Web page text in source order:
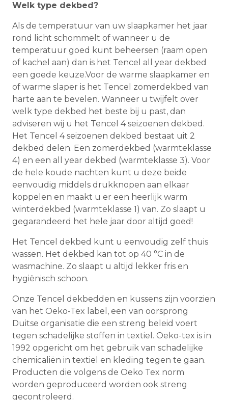
Welk type dekbed?
Als de temperatuur van uw slaapkamer het jaar
rond licht schommelt of wanneer u de
temperatuur goed kunt beheersen (raam open
of kachel aan) dan is het Tencel all year dekbed
een goede keuze.Voor de warme slaapkamer en
of warme slaper is het Tencel zomerdekbed van
harte aan te bevelen. Wanneer u twijfelt over
welk type dekbed het beste bij u past, dan
adviseren wij u het Tencel 4 seizoenen dekbed.
Het Tencel 4 seizoenen dekbed bestaat uit 2
dekbed delen. Een zomerdekbed (warmteklasse
4) en een all year dekbed (warmteklasse 3). Voor
de hele koude nachten kunt u deze beide
eenvoudig middels drukknopen aan elkaar
koppelen en maakt u er een heerlijk warm
winterdekbed (warmteklasse 1) van. Zo slaapt u
gegarandeerd het hele jaar door altijd goed!
Het Tencel dekbed kunt u eenvoudig zelf thuis
wassen. Het dekbed kan tot op 40 °C in de
wasmachine. Zo slaapt u altijd lekker fris en
hygiënisch schoon.
Onze Tencel dekbedden en kussens zijn voorzien
van het Oeko-Tex label, een van oorsprong
Duitse organisatie die een streng beleid voert
tegen schadelijke stoffen in textiel. Oeko-tex is in
1992 opgericht om het gebruik van schadelijke
chemicaliën in textiel en kleding tegen te gaan.
Producten die volgens de Oeko Tex norm
worden geproduceerd worden ook streng
gecontroleerd.